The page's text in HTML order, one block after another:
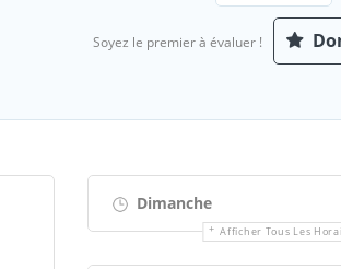
Soyez le premier à évaluer !
Dimanche
Afficher Tous Les